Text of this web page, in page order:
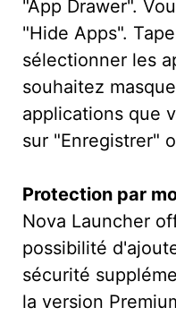
"App Drawer".
"Hide Apps".
sélectionner les
souhaitez
applications que
sur "Enregistrer"
Protection par
Nova Launcher
possibilité
sécurité
la version